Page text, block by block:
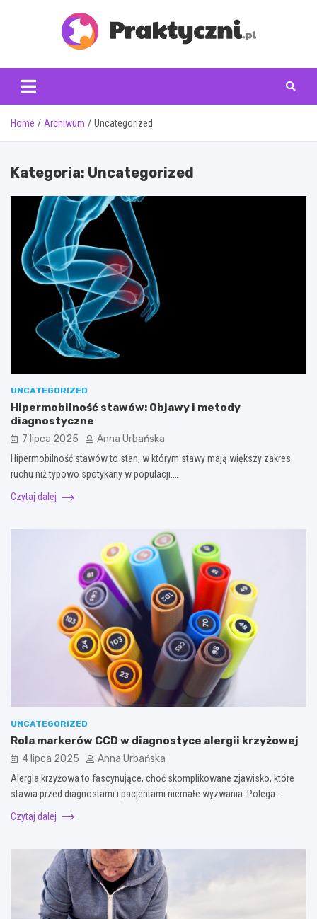
praktyczni.pl
Home Archiwum Uncategorized
Kategoria: Uncategorized
UNCATEGORIZED
Hipermobilność stawów: Objawy i metody
diagnostyczne
7 lipca 2025 Anna Urbańska
Hipermobilność stawów to stan, w którym stawy mają większy zakres
ruchu niż typowo spotykany w populacji.…
Czytaj dalej
UNCATEGORIZED
Rola markerów CCD w diagnostyce alergii krzyżowej
4 lipca 2025 Anna Urbańska
Alergia krzyżowa to fascynujące, choć skomplikowane zjawisko, które
stawia przed diagnostami i pacjentami niemałe wyzwania. Polega…
Czytaj dalej